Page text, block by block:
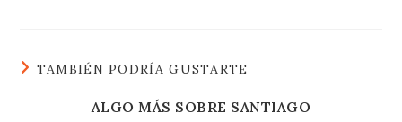
TAMBIÉN PODRÍA GUSTARTE
ALGO MÁS SOBRE SANTIAGO